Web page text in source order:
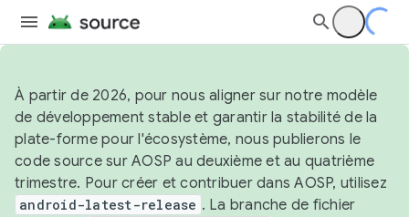
À partir de 2026, pour nous aligner sur notre modèle
de développement stable et garantir la stabilité de la
plate-forme pour l'écosystème, nous publierons le
code source sur AOSP au deuxième et au quatrième
trimestre. Pour créer et contribuer dans AOSP, utilisez
android-latest-release . La branche de fichier